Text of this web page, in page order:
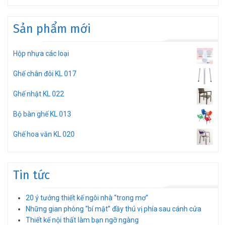
Sản phẩm mới
Hộp nhựa các loại
Ghế chân đôi KL 017
Ghế nhật KL 022
Bộ bàn ghế KL 013
Ghế hoa văn KL 020
Tin tức
20 ý tưởng thiết kế ngôi nhà “trong mơ”
Những gian phòng “bí mật” đầy thú vị phía sau cánh cửa
Thiết kế nội thất làm bạn ngỡ ngàng